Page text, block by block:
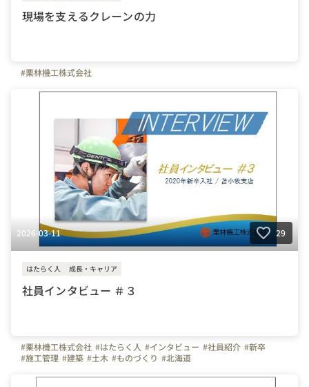
現場を支えるクレーンの力
#栗林機工株式会社
2026-03-11 29
はたらく人 成長・キャリア
社員インタビュー ＃３
#栗林機工株式会社 #はたらく人 #インタビュー #社員紹介 #新卒
#施工管理 #建築 #土木 #ものづくり #北海道